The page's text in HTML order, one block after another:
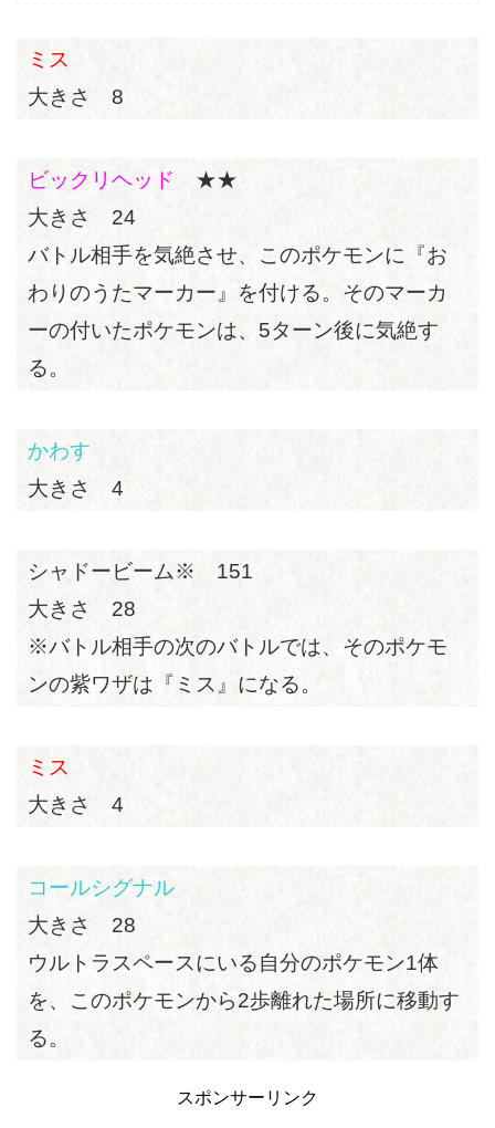
ミス
大きさ 8
ビックリヘッド ★★
大きさ 24
バトル相手を気絶させ、このポケモンに『お
わりのうたマーカー』を付ける。そのマーカ
ーの付いたポケモンは、5ターン後に気絶す
る。
かわす
大きさ 4
シャドービーム※ 151
大きさ 28
※バトル相手の次のバトルでは、そのポケモ
ンの紫ワザは『ミス』になる。
ミス
大きさ 4
コールシグナル
大きさ 28
ウルトラスペースにいる自分のポケモン1体
を、このポケモンから2歩離れた場所に移動す
る。
スポンサーリンク